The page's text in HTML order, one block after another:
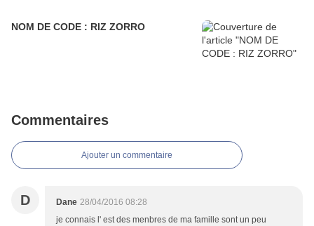
NOM DE CODE : RIZ ZORRO
Commentaires
Ajouter un commentaire
D Dane 28/04/2016 08:28
je connais l' est des menbres de ma famille sont un peu